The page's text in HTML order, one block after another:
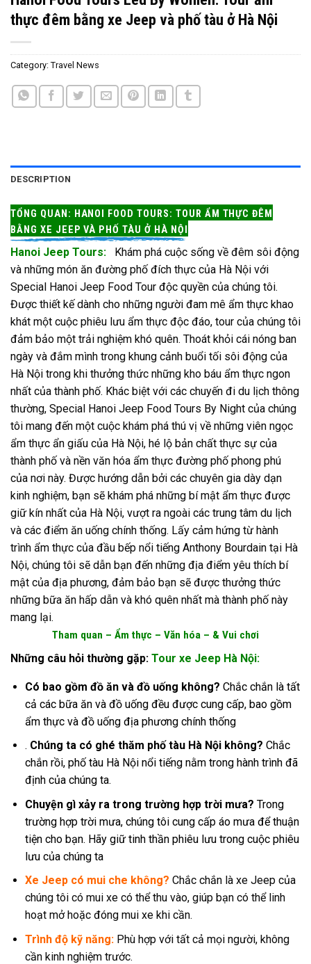
thực đêm bằng xe Jeep và phố tàu ở Hà Nội
Category: Travel News
DESCRIPTION
TỔNG QUAN: HANOI FOOD TOURS: TOUR ẨM THỰC ĐÊM
BẰNG XE JEEP VÀ PHỐ TÀU Ở HÀ NỘI
Hanoi Jeep Tours: Khám phá cuộc sống về đêm sôi động
và những món ăn đường phố đích thực của Hà Nội với
Special Hanoi Jeep Food Tour độc quyền của chúng tôi.
Được thiết kế dành cho những người đam mê ẩm thực khao
khát một cuộc phiêu lưu ẩm thực độc đáo, tour của chúng tôi
đảm bảo một trải nghiệm khó quên. Thoát khỏi cái nóng ban
ngày và đắm mình trong khung cảnh buổi tối sôi động của
Hà Nội trong khi thưởng thức những kho báu ẩm thực ngon
nhất của thành phố. Khác biệt với các chuyến đi du lịch thông
thường, Special Hanoi Jeep Food Tours By Night của chúng
tôi mang đến một cuộc khám phá thú vị về những viên ngọc
ẩm thực ẩn giấu của Hà Nội, hé lộ bản chất thực sự của
thành phố và nền văn hóa ẩm thực đường phố phong phú
của nơi này. Được hướng dẫn bởi các chuyên gia dày dạn
kinh nghiệm, bạn sẽ khám phá những bí mật ẩm thực được
giữ kín nhất của Hà Nội, vượt ra ngoài các trung tâm du lịch
và các điểm ăn uống chính thống. Lấy cảm hứng từ hành
trình ẩm thực của đầu bếp nổi tiếng Anthony Bourdain tại Hà
Nội, chúng tôi sẽ dẫn bạn đến những địa điểm yêu thích bí
mật của địa phương, đảm bảo bạn sẽ được thưởng thức
những bữa ăn hấp dẫn và khó quên nhất mà thành phố này
mang lại.
Tham quan – Ẩm thực – Văn hóa – & Vui chơi
Những câu hỏi thường gặp: Tour xe Jeep Hà Nội:
Có bao gồm đồ ăn và đồ uống không? Chắc chắn là tất
cả các bữa ăn và đồ uống đều được cung cấp, bao gồm
ẩm thực và đồ uống địa phương chính thống
. Chúng ta có ghé thăm phố tàu Hà Nội không? Chắc
chắn rồi, phố tàu Hà Nội nổi tiếng nằm trong hành trình đã
định của chúng ta.
Chuyện gì xảy ra trong trường hợp trời mưa? Trong
trường hợp trời mưa, chúng tôi cung cấp áo mưa để thuận
tiện cho bạn. Hãy giữ tinh thần phiêu lưu trong cuộc phiêu
lưu của chúng ta
Xe Jeep có mui che không? Chắc chắn là xe Jeep của
chúng tôi có mui xe có thể thu vào, giúp bạn có thể linh
hoạt mở hoặc đóng mui xe khi cần.
Trình độ kỹ năng: Phù hợp với tất cả mọi người, không
cần kinh nghiệm trước.